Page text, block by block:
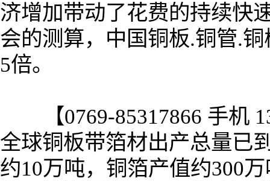
济增加带动了花费的持续快
会的测算，中国铜板.铜管.
5倍。
【0769-85317866 手机
全球铜板带箔材出产总量已
约10万吨，铜箔产值约300